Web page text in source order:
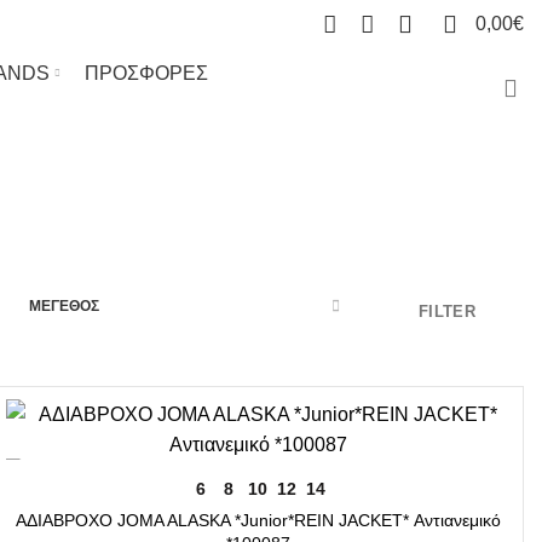
0,00€
ΠΡΟΣΦΟΡΕΣ
ΜΕΓΕΘΟΣ FILTER
ΕΠΙΛΟΓΉ
6 8 10 12 14
ΑΔΙΑΒΡΟΧΟ JOMA ALASKA *Junior*REIN JACKET* Αντιανεμικό